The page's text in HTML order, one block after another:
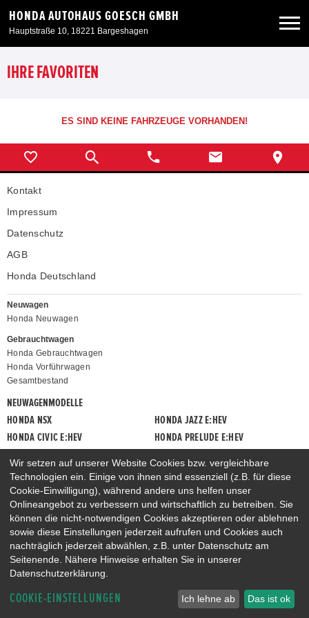
HONDA AUTOHAUS GOESCH GMBH
Hauptstraße 10, 18221 Bargeshagen
Neuwagen
Angebote
Service & Zubehör
Unser Autohaus
IHRE FAVORITEN
ES SIND KEINE FAHRZEUGE VORHANDEN!
Kontakt
Impressum
Datenschutz
AGB
Honda Deutschland
Neuwagen
Honda Neuwagen
Gebrauchtwagen
Honda Gebrauchtwagen
Honda Vorführwagen
Gesamtbestand
NEUWAGENMODELLE
HONDA NSX
HONDA JAZZ E:HEV
HONDA CIVIC E:HEV
HONDA PRELUDE E:HEV
HONDA CR-V E:HEV & E:PHEV
Wir setzen auf unserer Website Cookies bzw. vergleichbare
Technologien ein. Einige von ihnen sind essenziell (z.B. für diese
Cookie-Einwilligung), während andere uns helfen unser
Onlineangebot zu verbessern und wirtschaftlich zu betreiben. Sie
können die nicht-notwendigen Cookies akzeptieren oder ablehnen
sowie diese Einstellungen jederzeit aufrufen und Cookies auch
nachträglich jederzeit abwählen, z.B. unter Datenschutz am
Seitenende. Nähere Hinweise erhalten Sie in unserer
Datenschutzerklärung.
COOKIE-EINSTELLUNGEN Ich lehne ab Das ist ok